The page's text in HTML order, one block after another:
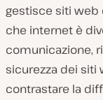
gestisce siti web
che internet è
comunicazione,
sicurezza dei siti
contrastare la